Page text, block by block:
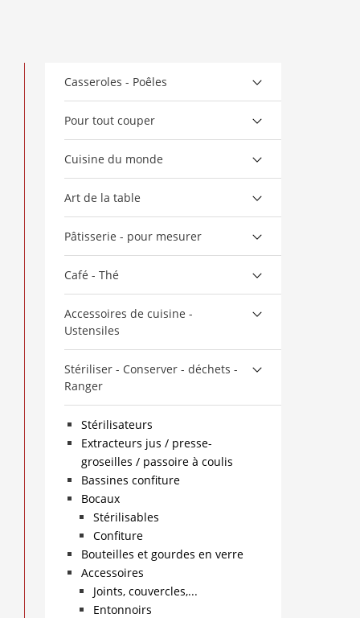
Casseroles - Poêles
Pour tout couper
Cuisine du monde
Art de la table
Pâtisserie - pour mesurer
Café - Thé
Accessoires de cuisine -
Ustensiles
Stériliser - Conserver - déchets -
Ranger
Stérilisateurs
Extracteurs jus / presse-
groseilles / passoire à coulis
Bassines confiture
Bocaux
Stérilisables
Confiture
Bouteilles et gourdes en verre
Accessoires
Joints, couvercles,...
Entonnoirs